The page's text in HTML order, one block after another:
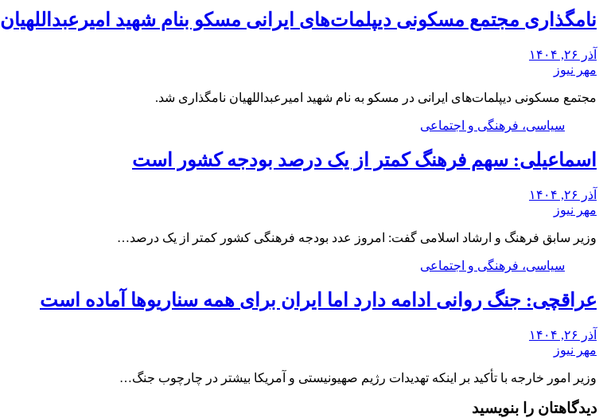
نامگذاری مجتمع مسکونی دیپلمات‌های ایرانی مسکو بنام شهید امیرعبداللهیان
آذر ۲۶, ۱۴۰۴
مهر نیوز
مجتمع مسکونی دیپلمات‌های ایرانی در مسکو به نام شهید امیرعبداللهیان نامگذاری شد.
سیاسی، فرهنگی و اجتماعی
اسماعیلی: سهم فرهنگ کمتر از یک درصد بودجه کشور است
آذر ۲۶, ۱۴۰۴
مهر نیوز
وزیر سابق فرهنگ و ارشاد اسلامی گفت: امروز عدد بودجه فرهنگی کشور کمتر از یک درصد…
سیاسی، فرهنگی و اجتماعی
عراقچی: جنگ روانی ادامه دارد اما ایران برای همه سناریوها آماده است
آذر ۲۶, ۱۴۰۴
مهر نیوز
وزیر امور خارجه با تأکید بر اینکه تهدیدات رژیم صهیونیستی و آمریکا بیشتر در چارچوب جنگ…
دیدگاهتان را بنویسید